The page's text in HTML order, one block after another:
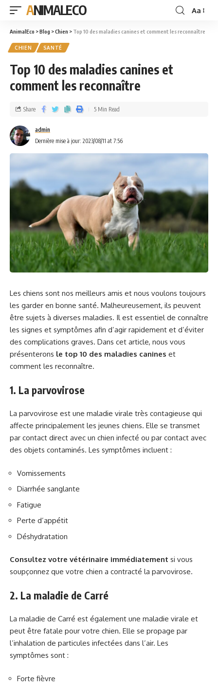
ANIMALECO Aa
AnimalEco >Blog >Chien > Top 10 des maladies canines et comment les reconnaître
CHIEN SANTÉ
Top 10 des maladies canines et
comment les reconnaître
admin
Dernière mise à jour: 2023/08/11 at 7:56
Share 5 Min Read
Les chiens sont nos meilleurs amis et nous voulons toujours
les garder en bonne santé. Malheureusement, ils peuvent
être sujets à diverses maladies. Il est essentiel de connaître
les signes et symptômes afin d’agir rapidement et d’éviter
des complications graves. Dans cet article, nous vous
présenterons le top 10 des maladies canines et
comment les reconnaître.
1. La parvovirose
La parvovirose est une maladie virale très contagieuse qui
affecte principalement les jeunes chiens. Elle se transmet
par contact direct avec un chien infecté ou par contact avec
des objets contaminés. Les symptômes incluent :
Vomissements
Diarrhée sanglante
Fatigue
Perte d’appétit
Déshydratation
Consultez votre vétérinaire immédiatement si vous
soupçonnez que votre chien a contracté la parvovirose.
2. La maladie de Carré
La maladie de Carré est également une maladie virale et
peut être fatale pour votre chien. Elle se propage par
l’inhalation de particules infectées dans l’air. Les
symptômes sont :
Forte fièvre